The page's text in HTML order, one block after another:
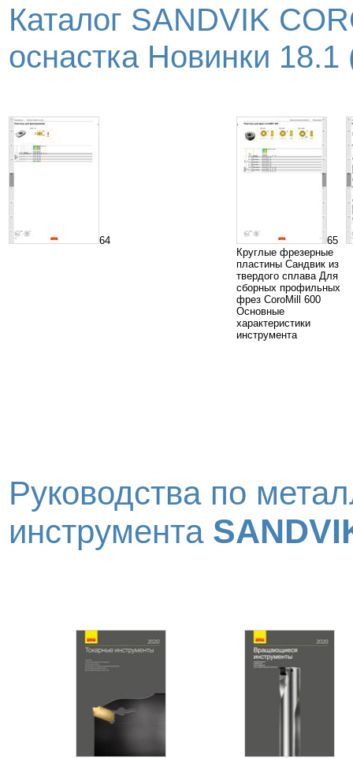
Каталог SANDVIK
оснастка Новинки 18.1
64
65
Круглые фрезерные
пластины Сандвик из
твердого сплава Для
сборных профильных
фрез CoroMill 600
Основные
характеристики
инструмента
Руководства по
инструмента